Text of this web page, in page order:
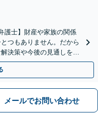
護士】財産や家族の関係
つもありません。だから
決策や今後の見通しを明
談ください。
メールでお問い合わせ